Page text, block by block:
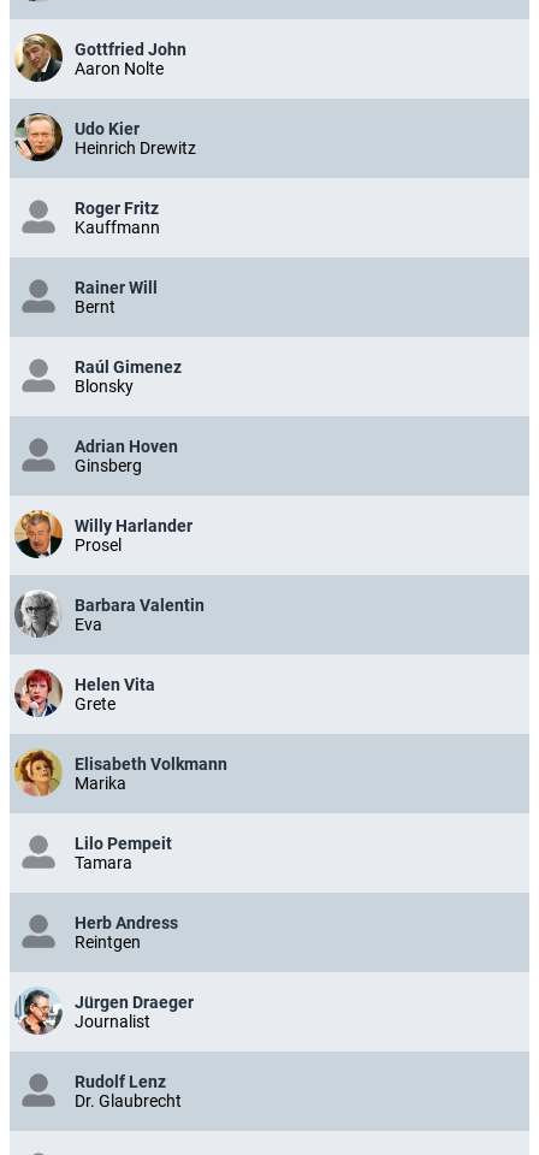
Gottfried John
Aaron Nolte
Udo Kier
Heinrich Drewitz
Roger Fritz
Kauffmann
Rainer Will
Bernt
Raúl Gimenez
Blonsky
Adrian Hoven
Ginsberg
Willy Harlander
Prosel
Barbara Valentin
Eva
Helen Vita
Grete
Elisabeth Volkmann
Marika
Lilo Pempeit
Tamara
Herb Andress
Reintgen
Jürgen Draeger
Journalist
Rudolf Lenz
Dr. Glaubrecht